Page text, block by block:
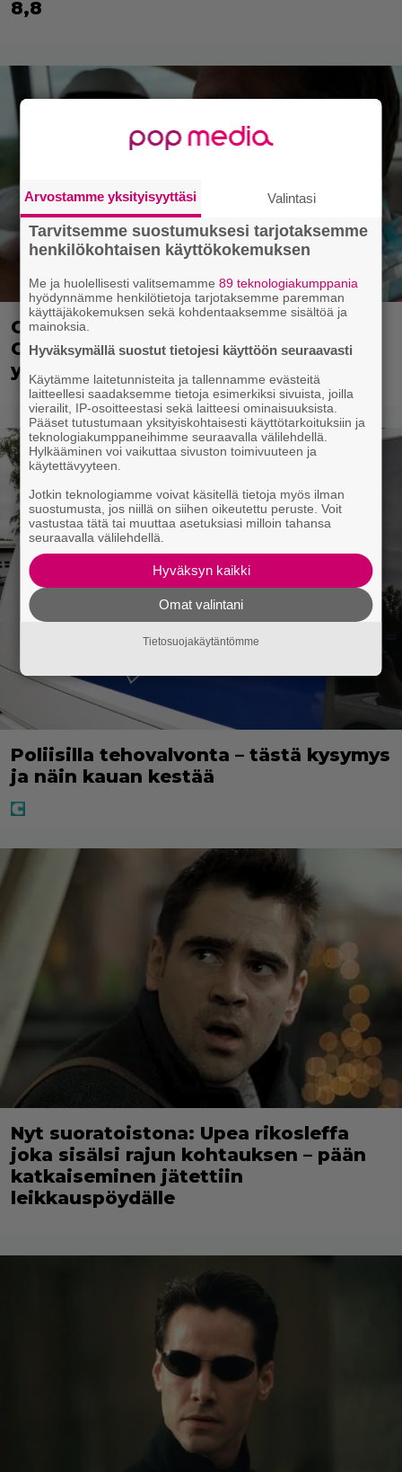
8,8
Clint Eastwood näytti Kevin
Costnerille kaapin paikan hyvin
yksinkertaisella toimenpiteellä
Poliisilla tehovalvonta – tästä kysymys
ja näin kauan kestää
Nyt suoratoistona: Upea rikosleffa
joka sisälsi rajun kohtauksen – pään
katkaiseminen jätettiin
leikkauspöydälle
Arvostamme yksityisyyttäsi Valintasi
Tarvitsemme suostumuksesi tarjotaksemme
henkilökohtaisen käyttökokemuksen
Me ja huolellisesti valitsemamme89 teknologiakumppania
hyödynnämme henkilötietoja tarjotaksemme paremman
käyttäjäkokemuksen sekä kohdentaaksemme sisältöä ja
mainoksia.
Hyväksymällä suostut tietojesi käyttöön seuraavasti
Käytämme laitetunnisteita ja tallennamme evästeitä
laitteellesi saadaksemme tietoja esimerkiksi sivuista, joilla
vierailit, IP-osoitteestasi sekä laitteesi ominaisuuksista.
Pääset tutustumaan yksityiskohtaisesti käyttötarkoituksiin ja
teknologiakumppaneihimme seuraavalla välilehdellä.
Hylkääminen voi vaikuttaa sivuston toimivuuteen ja
käytettävyyteen.
Jotkin teknologiamme voivat käsitellä tietoja myös ilman
suostumusta, jos niillä on siihen oikeutettu peruste. Voit
vastustaa tätä tai muuttaa asetuksiasi milloin tahansa
seuraavalla välilehdellä.
Hyväksyn kaikki
Omat valintani
Tietosuojakäytäntömme